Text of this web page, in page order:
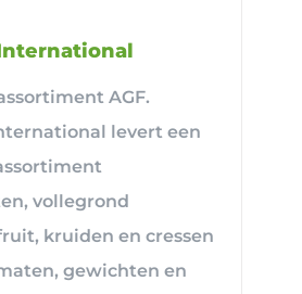
AGF.
levert een
vollegrond
kruiden en cressen
gewichten en